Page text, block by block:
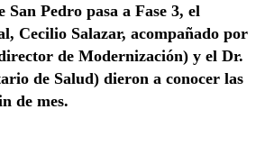
San Pedro pasa a Fase 3, el
Cecilio Salazar, acompañado por
de Modernización) y el Dr.
de Salud) dieron a conocer las
de mes.